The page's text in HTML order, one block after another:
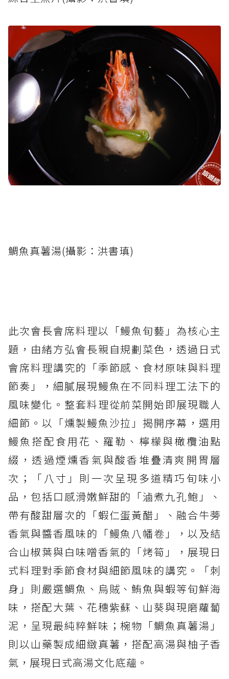
鯛魚真薯湯(攝影：洪書瑱)
此次會長會席料理以「鰻魚旬藝」為核心主
題，由緒方弘會長親自規劃菜色，透過日式
會席料理講究的「季節感、食材原味與料理
節奏」，細膩展現鰻魚在不同料理工法下的
風味變化。整套料理從前菜開始即展現職人
細節。以「燻製鰻魚沙拉」揭開序幕，選用
鰻魚搭配食用花、羅勒、檸檬與橄欖油點
綴，透過煙燻香氣與酸香堆疊清爽開胃層
次；「八寸」則一次呈現多道精巧旬味小
品，包括口感滑嫩鮮甜的「滷煮九孔鮑」、
帶有酸甜層次的「蝦仁蛋黃醋」、融合牛蒡
香氣與醬香風味的「鰻魚八幡卷」，以及結
合山椒葉與白味噌香氣的「烤筍」，展現日
式料理對季節食材與細節風味的講究。「刺
身」則嚴選鯛魚、烏賊、鮪魚與蝦等旬鮮海
味，搭配大葉、花穗紫蘇、山葵與現磨蘿蔔
泥，呈現最純粹鮮味；椀物「鯛魚真薯湯」
則以山藥製成細緻真薯，搭配高湯與柚子香
氣，展現日式高湯文化底蘊。